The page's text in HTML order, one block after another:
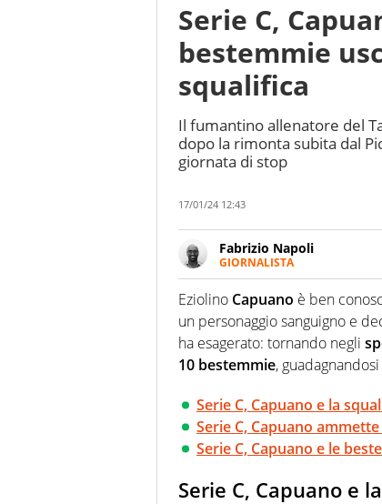
Serie C,
bestemmie
squalifica
Il fumantino allenatore del
dopo la rimonta subita dal
giornata di stop
17/01/24 12:43
Fabrizio Napoli
GIORNALISTA
Giornalista
pallanuoto che esalta
più grande festival di
Eziolino Capuano è ben
un personaggio sanguigno e
ha esagerato: tornando negli
10 bestemmie,
Serie C, Capuano e la
Serie C, Capuano
Serie C, Capuano e le
Serie C, Capuano e